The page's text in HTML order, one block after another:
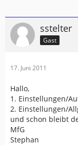
sstelter
Gast
17. Juni 2011
Hallo,
1. Einstellungen/
2. Einstellungen/
und schon bleibt
MfG
Stephan